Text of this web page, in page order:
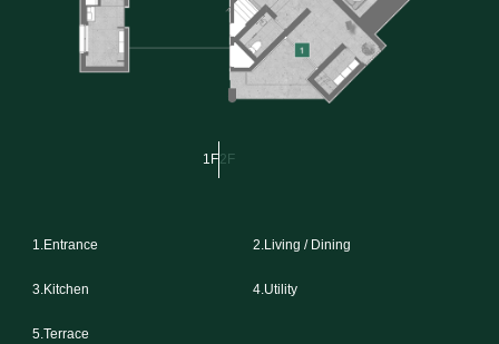
2F
1F
1.Entrance 2.Living / Dining
3.Kitchen 4.Utility
5.Terrace